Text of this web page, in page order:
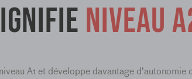
niveau
A1 et développe davantage